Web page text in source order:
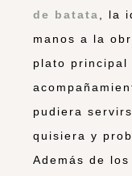
de batata
, la
manos a la
plato principal
pudiera
quisiera y
Además de